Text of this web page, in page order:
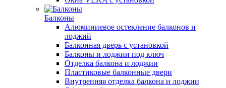
Балконы
Алюминиевое остекление балконов и
лоджий
Балконная дверь с установкой
Балконы и лоджии под ключ
Отделка балкона и лоджии
Пластиковые балконные двери
Внутренняя отделка балкона и лоджии